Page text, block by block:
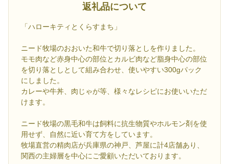
返礼品について
「ハローキティとくらすまち」
ニード牧場のおおいた和牛で切り落としを作りました。
モモ肉など赤身中心の部位とカルビ肉など脂身中心の部位
を切り落としとして組み合わせ、使いやすい300gパック
にしました。
カレーや牛丼、肉じゃが等、様々なレシピにお使いいただ
けます。
ニード牧場の黒毛和牛は飼料に抗生物質やホルモン剤を使
用せず、自然に近い育て方をしています。
牧場直営の精肉店が兵庫県の神戸、芦屋に計4店舗あり、
関西の主婦層を中心にご愛顧いただいております。